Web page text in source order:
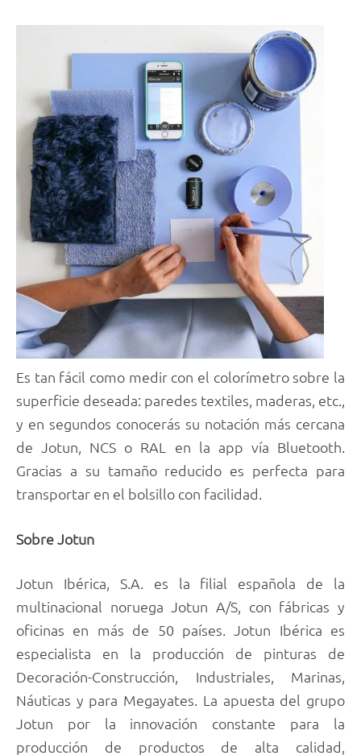
Es tan fácil como medir con el colorímetro sobre la
superficie deseada: paredes textiles, maderas, etc.,
y en segundos conocerás su notación más cercana
de Jotun, NCS o RAL en la app vía Bluetooth.
Gracias a su tamaño reducido es perfecta para
transportar en el bolsillo con facilidad.
Sobre Jotun
Jotun Ibérica, S.A. es la filial española de la
multinacional noruega Jotun A/S, con fábricas y
oficinas en más de 50 países. Jotun Ibérica es
especialista en la producción de pinturas de
Decoración-Construcción, Industriales, Marinas,
Náuticas y para Megayates. La apuesta del grupo
Jotun por la innovación constante para la
producción de productos de alta calidad,